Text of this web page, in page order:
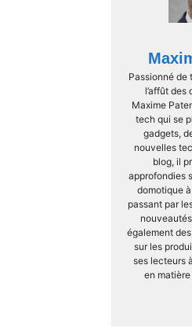
Passionné de
l’affût
Maxime
tech qui se
gadgets,
nouvelles
blog, il
approfondies
domotique
passant par
également
sur les
ses lecteurs
en